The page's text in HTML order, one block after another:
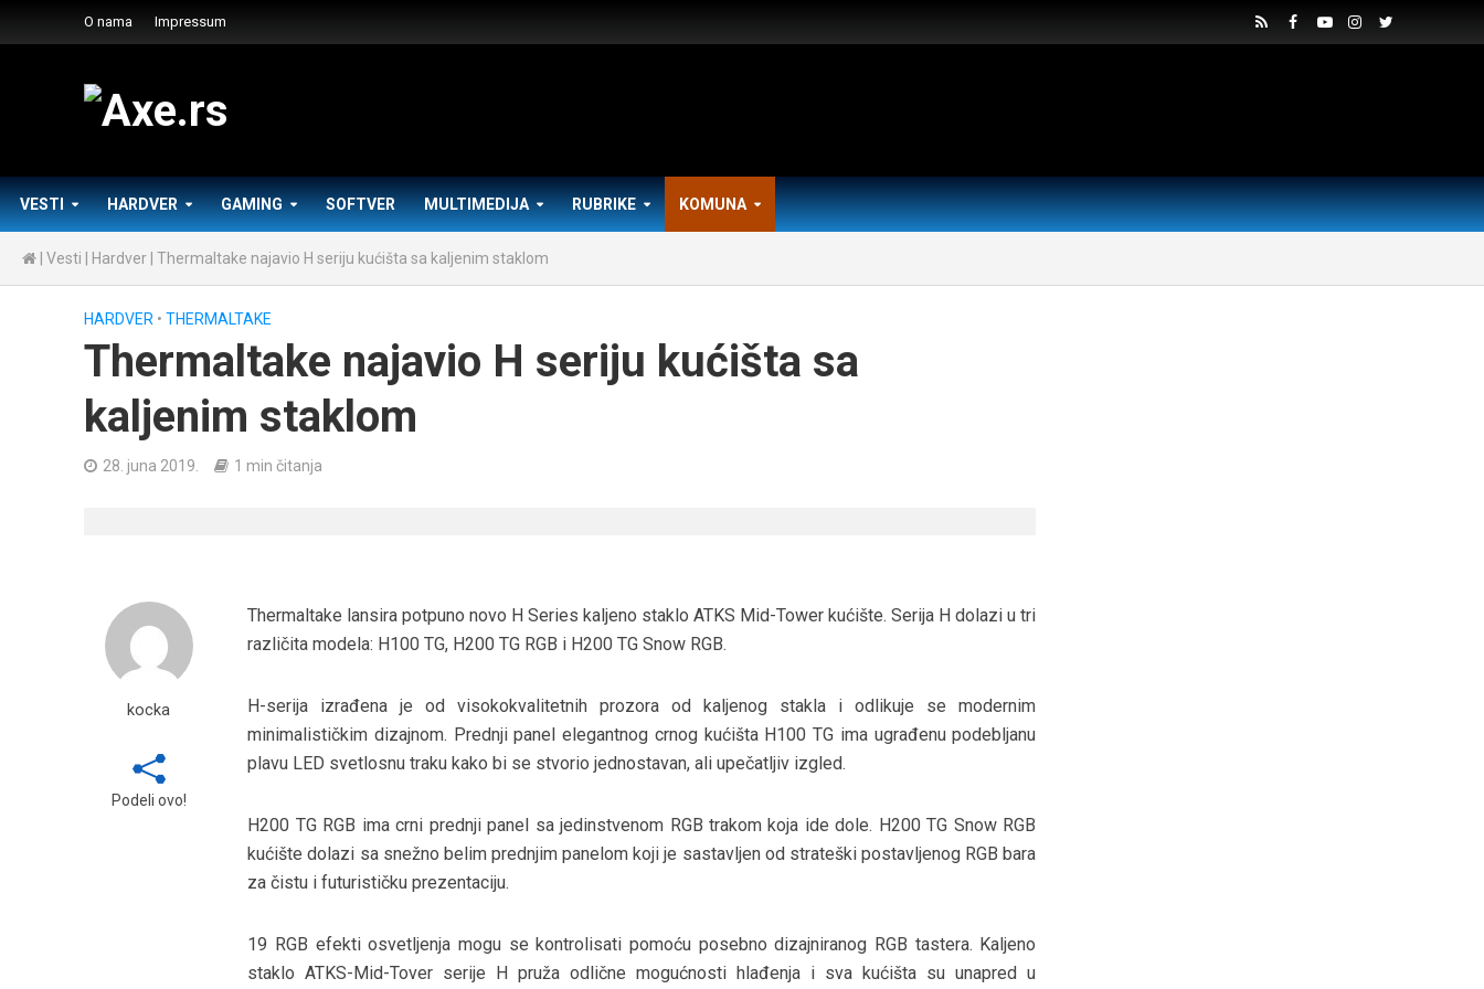
O nama Impressum
VESTI HARDVER GAMING SOFTVER MULTIMEDIJA RUBRIKE KOMUNA
Vesti Hardver Thermaltake najavio H seriju kućišta sa kaljenim staklom
HARDVER • THERMALTAKE
Thermaltake najavio H seriju kućišta sa
kaljenim staklom
28. juna 2019. 1 min čitanja
kocka
Podeli ovo!
Thermaltake lansira potpuno novo H Series kaljeno staklo ATKS Mid-Tower kućište. Serija H dolazi u tri
različita modela: H100 TG, H200 TG RGB i H200 TG Snow RGB.
H-serija izrađena je od visokokvalitetnih prozora od kaljenog stakla i odlikuje se modernim
minimalističkim dizajnom. Prednji panel elegantnog crnog kućišta H100 TG ima ugrađenu podebljanu
plavu LED svetlosnu traku kako bi se stvorio jednostavan, ali upečatljiv izgled.
H200 TG RGB ima crni prednji panel sa jedinstvenom RGB trakom koja ide dole. H200 TG Snow RGB
kućište dolazi sa snežno belim prednjim panelom koji je sastavljen od strateški postavljenog RGB bara
za čistu i futurističku prezentaciju.
19 RGB efekti osvetljenja mogu se kontrolisati pomoću posebno dizajniranog RGB tastera. Kaljeno
staklo ATKS-Mid-Tover serije H pruža odlične mogućnosti hlađenja i sva kućišta su unapred u